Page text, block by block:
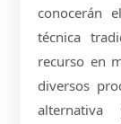
conocerán
técnica
recurso en
diversos